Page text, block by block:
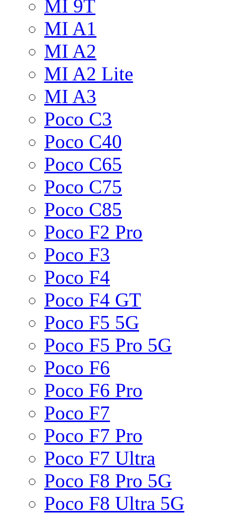
MI 9T
MI A1
MI A2
MI A2 Lite
MI A3
Poco C3
Poco C40
Poco C65
Poco C75
Poco C85
Poco F2 Pro
Poco F3
Poco F4
Poco F4 GT
Poco F5 5G
Poco F5 Pro 5G
Poco F6
Poco F6 Pro
Poco F7
Poco F7 Pro
Poco F7 Ultra
Poco F8 Pro 5G
Poco F8 Ultra 5G